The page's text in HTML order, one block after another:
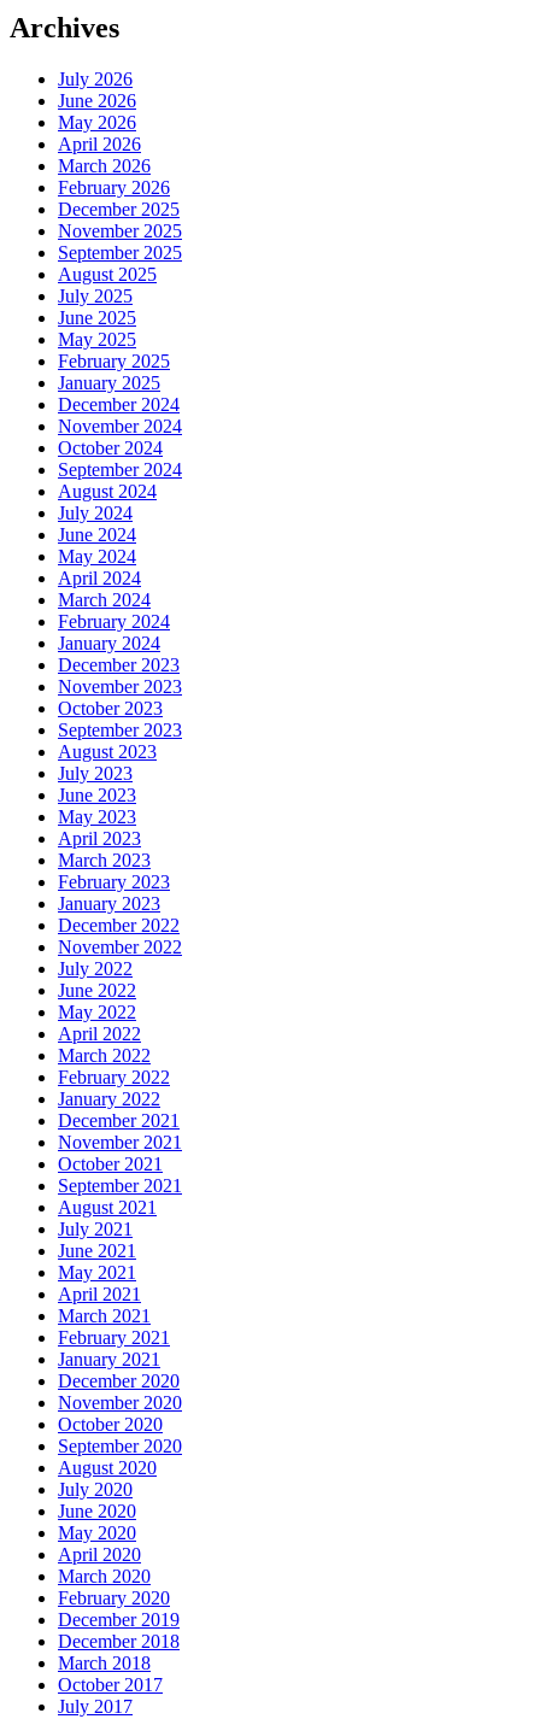
Archives
July 2026
June 2026
May 2026
April 2026
March 2026
February 2026
December 2025
November 2025
September 2025
August 2025
July 2025
June 2025
May 2025
February 2025
January 2025
December 2024
November 2024
October 2024
September 2024
August 2024
July 2024
June 2024
May 2024
April 2024
March 2024
February 2024
January 2024
December 2023
November 2023
October 2023
September 2023
August 2023
July 2023
June 2023
May 2023
April 2023
March 2023
February 2023
January 2023
December 2022
November 2022
July 2022
June 2022
May 2022
April 2022
March 2022
February 2022
January 2022
December 2021
November 2021
October 2021
September 2021
August 2021
July 2021
June 2021
May 2021
April 2021
March 2021
February 2021
January 2021
December 2020
November 2020
October 2020
September 2020
August 2020
July 2020
June 2020
May 2020
April 2020
March 2020
February 2020
December 2019
December 2018
March 2018
October 2017
July 2017